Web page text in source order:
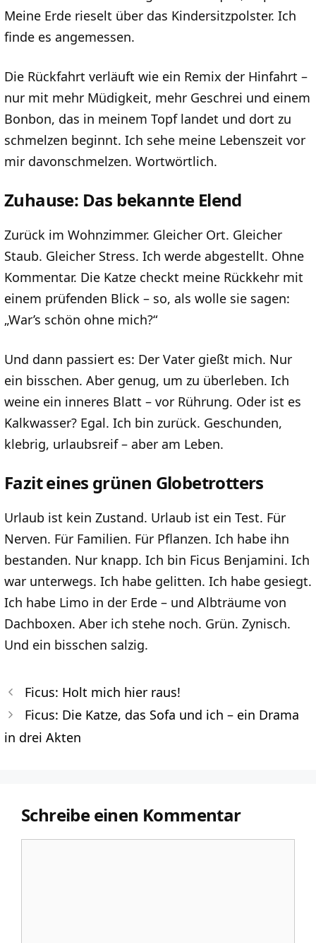
Meine Erde rieselt über das Kindersitzpolster. Ich
finde es angemessen.
Die Rückfahrt verläuft wie ein Remix der Hinfahrt –
nur mit mehr Müdigkeit, mehr Geschrei und einem
Bonbon, das in meinem Topf landet und dort zu
schmelzen beginnt. Ich sehe meine Lebenszeit vor
mir davonschmelzen. Wortwörtlich.
Zuhause: Das bekannte Elend
Zurück im Wohnzimmer. Gleicher Ort. Gleicher
Staub. Gleicher Stress. Ich werde abgestellt. Ohne
Kommentar. Die Katze checkt meine Rückkehr mit
einem prüfenden Blick – so, als wolle sie sagen:
„War’s schön ohne mich?“
Und dann passiert es: Der Vater gießt mich. Nur
ein bisschen. Aber genug, um zu überleben. Ich
weine ein inneres Blatt – vor Rührung. Oder ist es
Kalkwasser? Egal. Ich bin zurück. Geschunden,
klebrig, urlaubsreif – aber am Leben.
Fazit eines grünen Globetrotters
Urlaub ist kein Zustand. Urlaub ist ein Test. Für
Nerven. Für Familien. Für Pflanzen. Ich habe ihn
bestanden. Nur knapp. Ich bin Ficus Benjamini. Ich
war unterwegs. Ich habe gelitten. Ich habe gesiegt.
Ich habe Limo in der Erde – und Albträume von
Dachboxen. Aber ich stehe noch. Grün. Zynisch.
Und ein bisschen salzig.
Ficus: Holt mich hier raus!
Ficus: Die Katze, das Sofa und ich – ein Drama
in drei Akten
Schreibe einen Kommentar